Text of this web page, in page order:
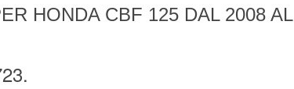
HONDA CBF 125 DAL 2008 AL